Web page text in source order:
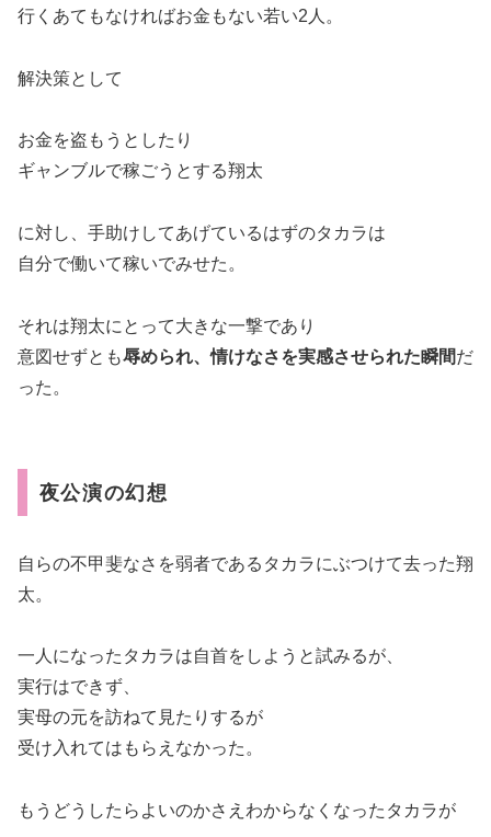
行くあてもなければお金もない若い2人。
解決策として
お金を盗もうとしたり
ギャンブルで稼ごうとする翔太
に対し、手助けしてあげているはずのタカラは
自分で働いて稼いでみせた。
それは翔太にとって大きな一撃であり
意図せずとも辱められ、情けなさを実感させられた瞬間だ
った。
夜公演の幻想
自らの不甲斐なさを弱者であるタカラにぶつけて去った翔
太。
一人になったタカラは自首をしようと試みるが、
実行はできず、
実母の元を訪ねて見たりするが
受け入れてはもらえなかった。
もうどうしたらよいのかさえわからなくなったタカラが